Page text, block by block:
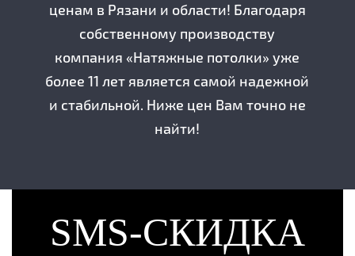
ценам в Рязани и области! Благодаря
собственному производству
компания «Натяжные потолки» уже
более 11 лет является самой надежной
и стабильной. Ниже цен Вам точно не
найти!
SMS-СКИДКА